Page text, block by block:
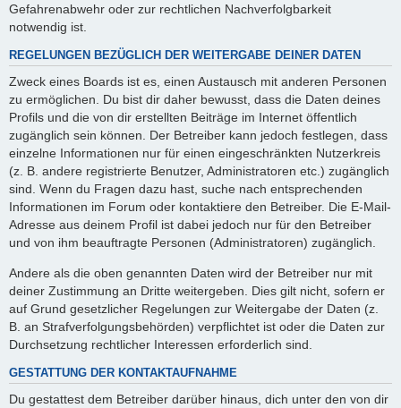
Gefahrenabwehr oder zur rechtlichen Nachverfolgbarkeit
notwendig ist.
REGELUNGEN BEZÜGLICH DER WEITERGABE DEINER DATEN
Zweck eines Boards ist es, einen Austausch mit anderen Personen
zu ermöglichen. Du bist dir daher bewusst, dass die Daten deines
Profils und die von dir erstellten Beiträge im Internet öffentlich
zugänglich sein können. Der Betreiber kann jedoch festlegen, dass
einzelne Informationen nur für einen eingeschränkten Nutzerkreis
(z. B. andere registrierte Benutzer, Administratoren etc.) zugänglich
sind. Wenn du Fragen dazu hast, suche nach entsprechenden
Informationen im Forum oder kontaktiere den Betreiber. Die E-Mail-
Adresse aus deinem Profil ist dabei jedoch nur für den Betreiber
und von ihm beauftragte Personen (Administratoren) zugänglich.
Andere als die oben genannten Daten wird der Betreiber nur mit
deiner Zustimmung an Dritte weitergeben. Dies gilt nicht, sofern er
auf Grund gesetzlicher Regelungen zur Weitergabe der Daten (z.
B. an Strafverfolgungsbehörden) verpflichtet ist oder die Daten zur
Durchsetzung rechtlicher Interessen erforderlich sind.
GESTATTUNG DER KONTAKTAUFNAHME
Du gestattest dem Betreiber darüber hinaus, dich unter den von dir